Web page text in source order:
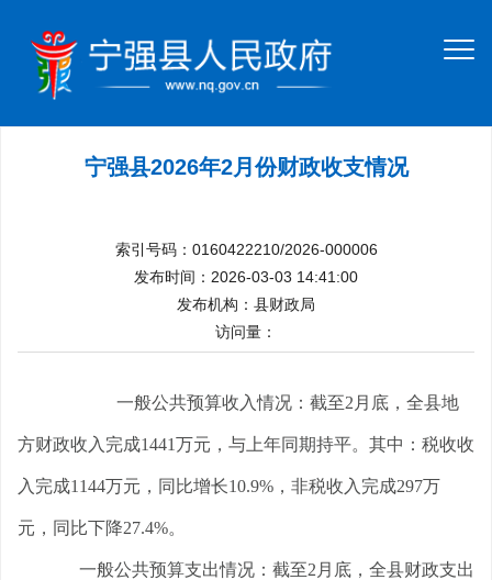
宁强县2026年2月份财政收支情况
索引号码：0160422210/2026-000006
发布时间：2026-03-03 14:41:00
发布机构：县财政局
访问量：
一般公共预算收入情况：截至2月底，全县地
方财政收入完成1441万元，与上年同期持平。其中：税收收
入完成1144万元，同比增长10.9%，非税收入完成297万
元，同比下降27.4%。
一般公共预算支出情况：截至2月底，全县财政支出